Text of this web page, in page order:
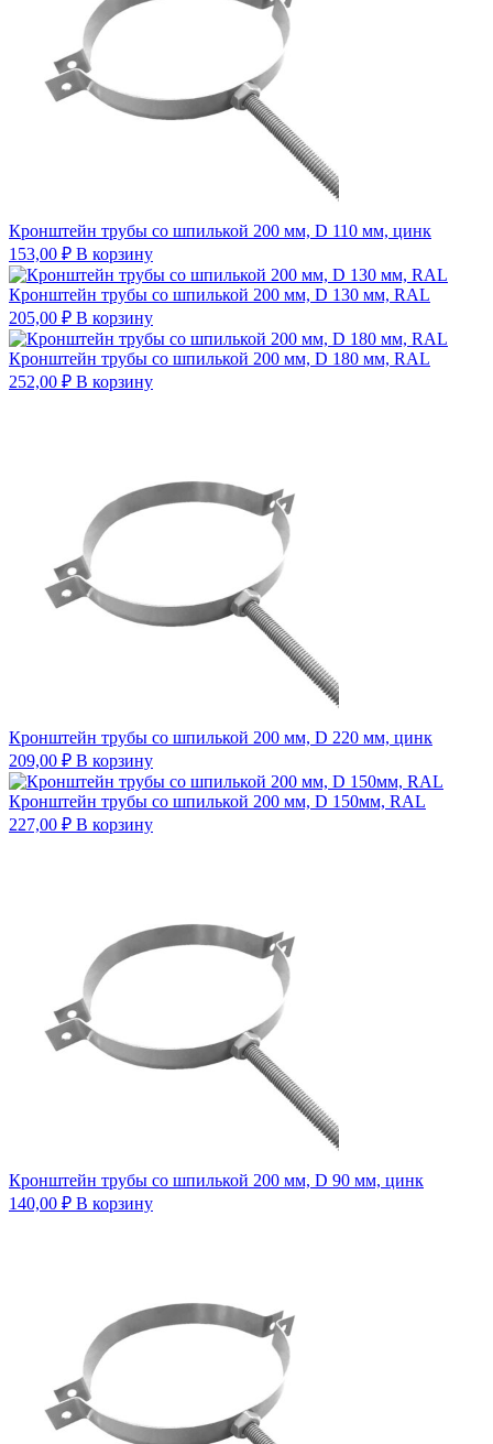
Кронштейн трубы со шпилькой 200 мм, D 110 мм, цинк
153,00 ₽ В корзину
Кронштейн трубы со шпилькой 200 мм, D 130 мм, RAL
205,00 ₽ В корзину
Кронштейн трубы со шпилькой 200 мм, D 180 мм, RAL
252,00 ₽ В корзину
Кронштейн трубы со шпилькой 200 мм, D 220 мм, цинк
209,00 ₽ В корзину
Кронштейн трубы со шпилькой 200 мм, D 150мм, RAL
227,00 ₽ В корзину
Кронштейн трубы со шпилькой 200 мм, D 90 мм, цинк
140,00 ₽ В корзину